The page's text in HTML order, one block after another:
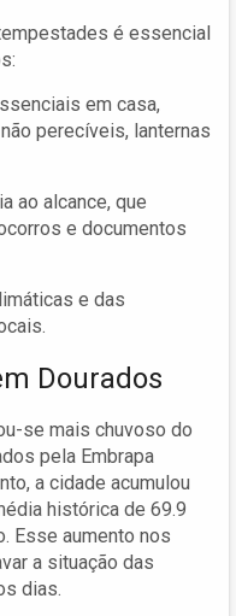
é essencial
em casa,
perecíveis, lanternas
ao alcance, que
e documentos
e das
Dourados
se mais chuvoso do
pela Embrapa
a cidade acumulou
histórica de 69.9
Esse aumento nos
a situação das
dias.